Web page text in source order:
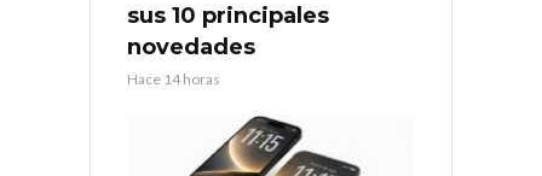
sus 10 principales
novedades
Hace 14 horas